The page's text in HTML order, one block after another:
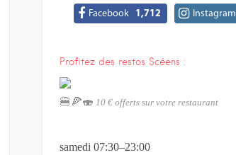
Facebook 1,712 Instagram
Profitez des restos Scéens :
🍔🍕🍣 10 € offerts sur votre restaurant
samedi 07:30–23:00